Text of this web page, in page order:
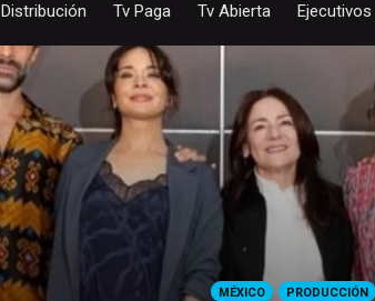
Distribución Tv Paga Tv Abierta Ejecutivos
MÉXICO PRODUCCIÓN